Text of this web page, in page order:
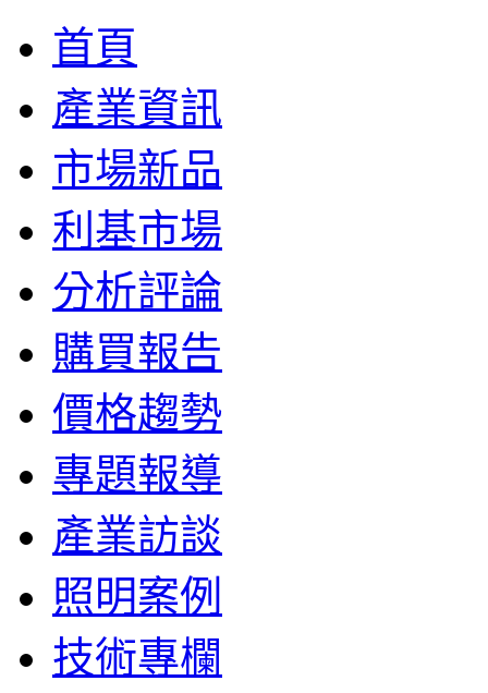
首頁
產業資訊
市場新品
利基市場
分析評論
購買報告
價格趨勢
專題報導
產業訪談
照明案例
技術專欄